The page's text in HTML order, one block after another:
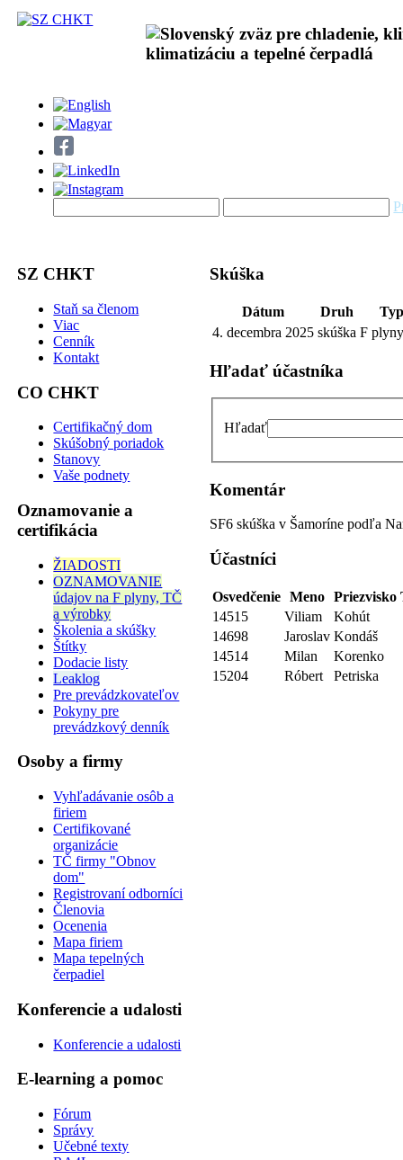
SZ CHKT
Staň sa členom
Viac
Cenník
Kontakt
CO CHKT
Certifikačný dom
Skúšobný poriadok
Stanovy
Vaše podnety
Oznamovanie a
certifikácia
ŽIADOSTI
OZNAMOVANIE
údajov na F plyny, TČ
a výrobky
Školenia a skúšky
Štítky
Dodacie listy
Leaklog
Pre prevádzkovateľov
Pokyny pre
prevádzkový denník
Osoby a firmy
Vyhľadávanie osôb a
firiem
Certifikované
organizácie
TČ firmy "Obnov
dom"
Registrovaní odborníci
Členovia
Ocenenia
Mapa firiem
Mapa tepelných
čerpadiel
Konferencie a udalosti
Konferencie a udalosti
E-learning a pomoc
Fórum
Správy
Učebné texty
Skúška
Dátum Druh
Typ
4. decembra 2025 skúška F
Hľadať účastníka
Hľadať
Komentár
SF6 skúška v Šamoríne podľa
Účastníci
Osvedčenie Meno Priezvisko
14515
Viliam
Kohút
14698
Jaroslav Kondáš
14514
Milan
Korenko
15204
Róbert Petriska